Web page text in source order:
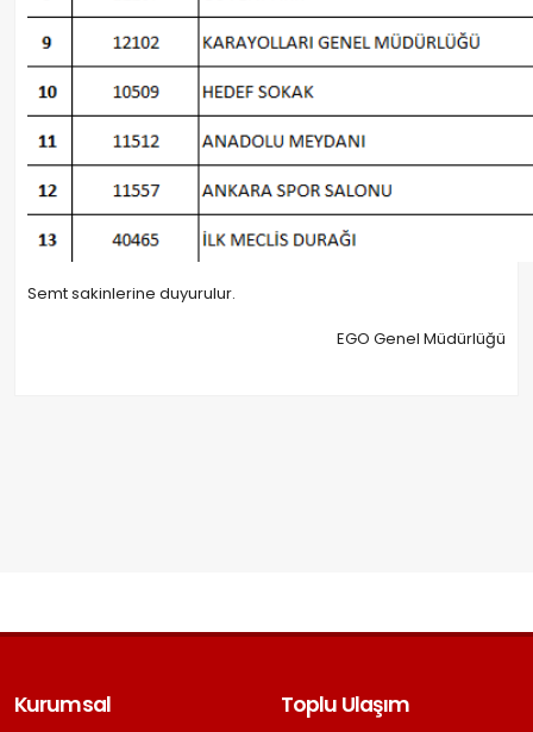
Semt sakinlerine duyurulur.
EGO Genel Müdürlüğü
Kurumsal Toplu Ulaşım